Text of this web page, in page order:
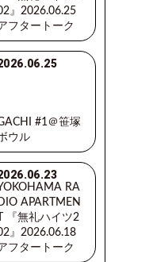
』2026.06.25
フタートーク
#1＠笹塚
ウル
RA
APARTMEN
T 『無礼ハイツ2
』2026.06.18
フタートーク